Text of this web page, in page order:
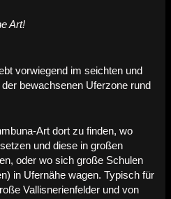
Art!
vorwiegend im seichten und
bewachsenen Uferzone rund
Art dort zu finden, wo
und diese in großen
oder wo sich große Schulen
in Ufernähe wagen. Typisch für
Vallisnerienfelder und von